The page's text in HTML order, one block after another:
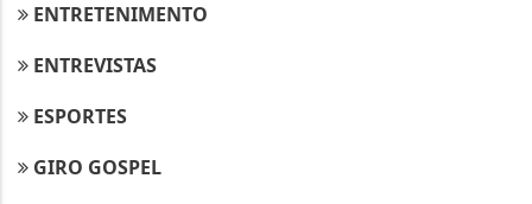
ENTRETENIMENTO
ENTREVISTAS
ESPORTES
GIRO GOSPEL